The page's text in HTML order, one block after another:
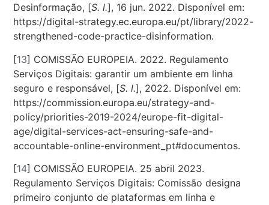
Desinformação, [S. l.], 16 jun. 2022. Disponível em:
https://digital-strategy.ec.europa.eu/pt/library/2022-
strengthened-code-practice-disinformation.
[13] COMISSÃO EUROPEIA. 2022. Regulamento
Serviços Digitais: garantir um ambiente em linha
seguro e responsável, [S. l.], 2022. Disponível em:
https://commission.europa.eu/strategy-and-
policy/priorities-2019-2024/europe-fit-digital-
age/digital-services-act-ensuring-safe-and-
accountable-online-environment_pt#documentos.
[14] COMISSÃO EUROPEIA. 25 abril 2023.
Regulamento Serviços Digitais: Comissão designa
primeiro conjunto de plataformas em linha e